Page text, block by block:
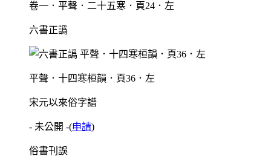
卷一．平聲．二十五寒．頁24．左
六書正譌
平聲．十四寒桓韻．頁36．左
宋元以來俗字譜
- 未公開 -(申請)
俗書刊誤